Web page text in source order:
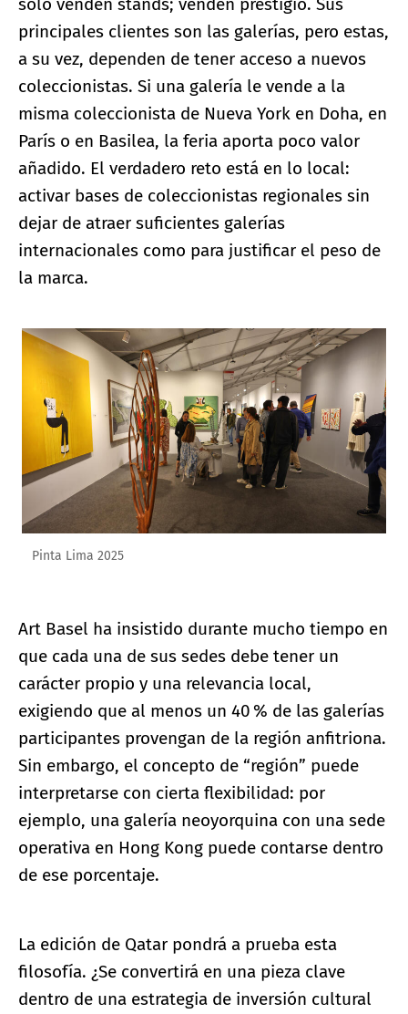
solo venden stands; venden prestigio. Sus
principales clientes son las galerías, pero estas,
a su vez, dependen de tener acceso a nuevos
coleccionistas. Si una galería le vende a la
misma coleccionista de Nueva York en Doha, en
París o en Basilea, la feria aporta poco valor
añadido. El verdadero reto está en lo local:
activar bases de coleccionistas regionales sin
dejar de atraer suficientes galerías
internacionales como para justificar el peso de
la marca.
Ampliar imagen
Pinta Lima 2025
Art Basel ha insistido durante mucho tiempo en
que cada una de sus sedes debe tener un
carácter propio y una relevancia local,
exigiendo que al menos un 40 % de las galerías
participantes provengan de la región anfitriona.
Sin embargo, el concepto de “región” puede
interpretarse con cierta flexibilidad: por
ejemplo, una galería neoyorquina con una sede
operativa en Hong Kong puede contarse dentro
de ese porcentaje.
La edición de Qatar pondrá a prueba esta
filosofía. ¿Se convertirá en una pieza clave
dentro de una estrategia de inversión cultural